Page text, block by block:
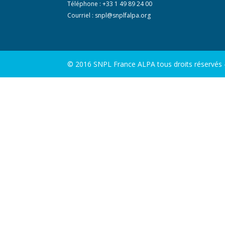
Téléphone : +33 1 49 89 24 00
Courriel : snpl@snplfalpa.org
© 2016 SNPL France ALPA tous droits réservés